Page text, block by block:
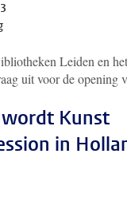
Leiden en
uit voor de opening
Kunst
in